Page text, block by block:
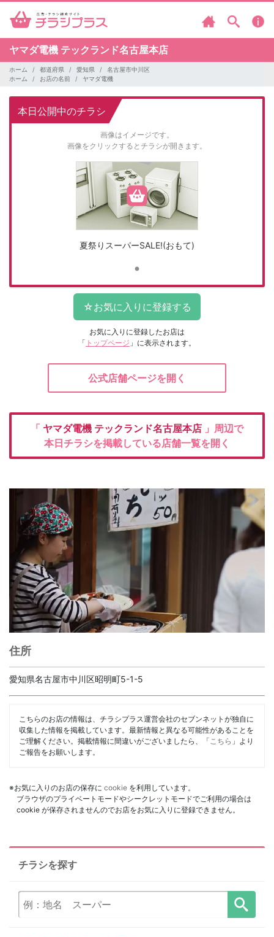
ヤマダ電機 テックランド名古屋本店
ホーム 都道府県 愛知県
名古屋市中川区
ホーム
お店の名前 ヤマダ電機
本日公開中のチラシ
画像はイメージです。
画像をクリックするとチラシが開きます。
夏祭りスーパーSALE!(おもて)
お気に入りに登録したお店は
「 トップページ 」に表示されます。
公式店舗ページを開く
「 ヤマダ電機 テックランド名古屋本店 」周辺で
本日チラシを掲載している店舗一覧を開く
住所
愛知県名古屋市中川区昭明町5-1-5
こちらのお店の情報は、チラシプラス運営会社のセブンネットが独自に
収集した情報を掲載しています。最新情報と異なる可能性があることを
ご理解ください。掲載情報に間違いがございましたら、「 こちら 」より
ご報告をお願いします。
※お気に入りのお店の保存に cookie を利用しています。
ブラウザのプライベートモードやシークレットモードでご利用の場合は
cookie が保存されませんのでお店をお気に入りに登録できません。
チラシを探す